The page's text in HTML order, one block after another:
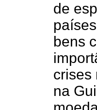
de
bens
crises
na